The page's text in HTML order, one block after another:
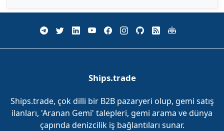
Ships.trade
Ships.trade, çok dilli bir B2B pazaryeri olup, gemi satış
ilanları, 'Aranan Gemi' talepleri, gemi arama ve dünya
çapında denizcilik iş bağlantıları sunar.